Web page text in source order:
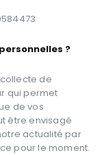
?
de
qui permet
de vos
être envisagé
actualité par
pour le moment.